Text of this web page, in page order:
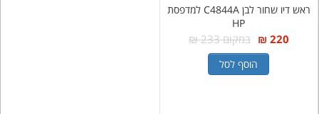
ראש דיו שחור לבן C4844A למדפסת
HP
220 ₪ במקום 233 ₪
הוסף לסל